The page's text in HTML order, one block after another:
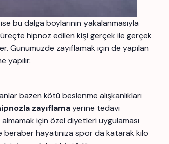
bu dalga boylarının yakalanmasıyla
hipnoz edilen kişi gerçek ile gerçek
Günümüzde zayıflamak için de yapılan
yapılır.
bazen kötü beslenme alışkanlıkları
zayıflamayerine tedavi
için özel diyetleri uygulaması
beraber hayatınıza spor da katarak kilo